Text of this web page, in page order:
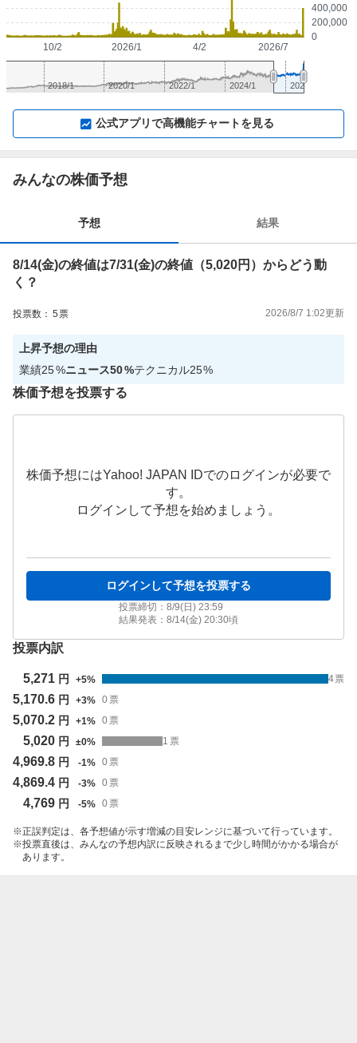
0
200,000
400,000
2026/1 2026/7
10/2 4/2
2020/1 2024/1
2018/1 2022/1 2026/1
公式アプリで高機能チャートを見る
みんなの株価予想
予想 結果
8/14(金)の終値は7/31(金)の終値（5,020円）からどう動
く？
投票数： 5票 2026/8/7 1:02更新
上昇予想の理由
業績25%ニュース50%テクニカル25%
株価予想を投票する
株価予想にはYahoo! JAPAN IDでのログインが必要で
す。
ログインして予想を始めましょう。
ログインして予想を投票する
投票締切： 8/9(日) 23:59
結果発表： 8/14(金) 20:30頃
投票内訳
5,271 円 +5% 4票
5,170.6 円 +3% 0 票
5,070.2 円 +1% 0 票
5,020 円 ±0% 1 票
4,969.8 円 -1% 0 票
4,869.4 円 -3% 0 票
4,769 円 -5% 0 票
正誤判定は、各予想値が示す増減の目安レンジに基づいて行っています。
投票直後は、みんなの予想内訳に反映されるまで少し時間がかかる場合が
あります。